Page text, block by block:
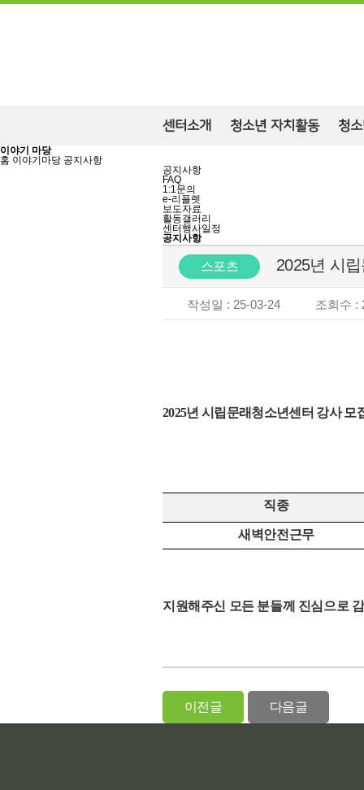
센터소개 청소년 자치활동 청
이야기 마당
홈 이야기마당 공지사항
공지사항
FAQ
1:1문의
e-리플렛
보도자료
활동갤러리
센터행사일정
공지사항
스포츠 2025년 시
작성일 : 25-03-24 조회수 :
2025년 시립문래청소년센터 강사 모
직종
새벽안전근무
지원해주신 모든 분들께 진심으로
이전글 다음글